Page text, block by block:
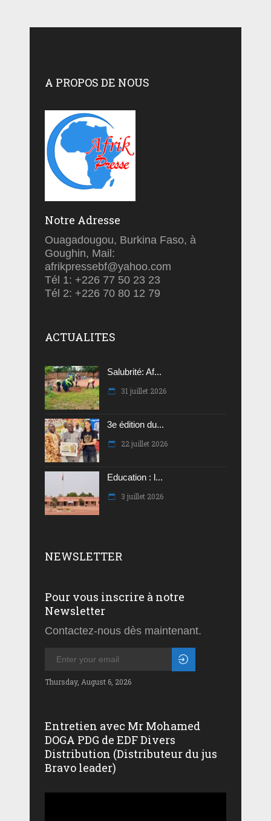
A PROPOS DE NOUS
Notre Adresse
Ouagadougou, Burkina Faso, à
Goughin, Mail:
afrikpressebf@yahoo.com
Tél 1: +226 77 50 23 23
Tél 2: +226 70 80 12 79
ACTUALITES
Salubrité: Af...
31 juillet 2026
3e édition du...
22 juillet 2026
Education : l...
3 juillet 2026
NEWSLETTER
Pour vous inscrire à notre
Newsletter
Contactez-nous dès maintenant.
Thursday, August 6, 2026
Entretien avec Mr Mohamed
DOGA PDG de EDF Divers
Distribution (Distributeur du jus
Bravo leader)